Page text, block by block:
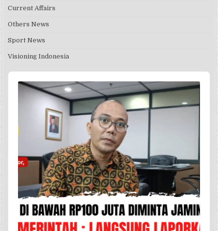
Current Affairs
Others News
Sport News
Visioning Indonesia
Audio
Player